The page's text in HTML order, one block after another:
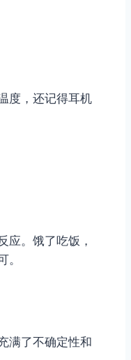
度，还记得耳机
应。饿了吃饭，
满了不确定性和